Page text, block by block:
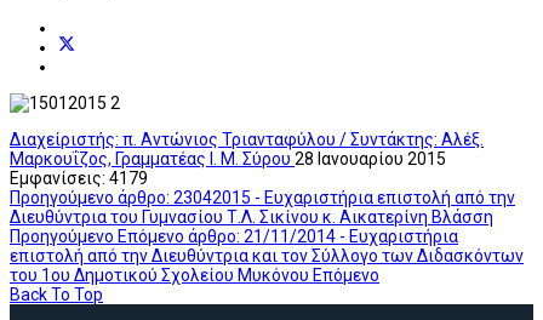
Διαχείριστής: π. Αντώνιος Τριανταφύλου / Συντάκτης: Αλέξ.
Μαρκουΐζος, Γραμματέας Ι. Μ. Σύρου 28 Ιανουαρίου 2015
Εμφανίσεις: 4179
Προηγούμενο άρθρο: 23042015 - Ευχαριστήρια επιστολή από την
Διευθύντρια του Γυμνασίου Τ.Λ. Σικίνου κ. Αικατερίνη Βλάσση
Προηγούμενο Επόμενο άρθρο: 21/11/2014 - Ευχαριστήρια
επιστολή από την Διευθύντρια και τον Σύλλογο των Διδασκόντων
του 1ου Δημοτικού Σχολείου Μυκόνου Επόμενο
Back To Top